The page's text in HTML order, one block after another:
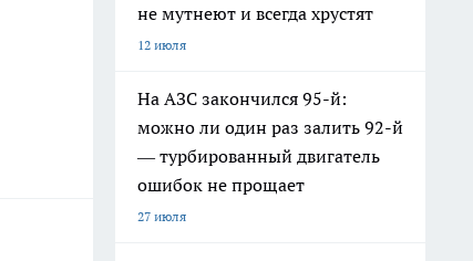
не мутнеют и всегда хрустят
12 июля
На АЗС закончился 95-й:
можно ли один раз залить 92-й
— турбированный двигатель
ошибок не прощает
27 июля